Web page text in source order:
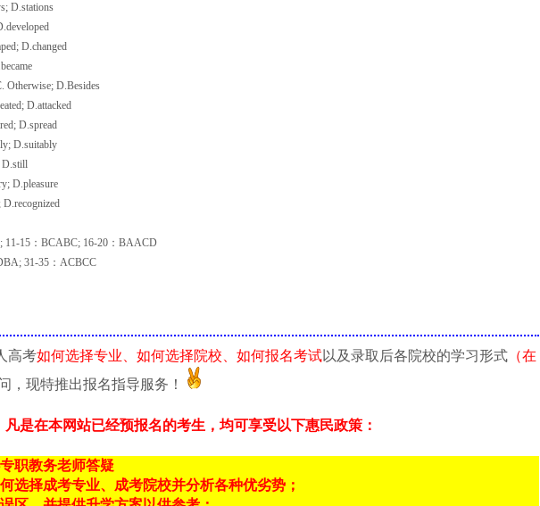
D.stations
D.changed
D.Besides
D.attacked
D.spread
D.suitably
D.pleasure
15：BCABC; 16-20：BAACD
31-35：ACBCC
高考如何选择专业、如何选择院校、如何报名考试以及录取后各院校的学习形式 （在
，现特推出报名指导服务！
凡是在本网站已经预报名的考生，均可享受以下惠民政策：
职教务老师答疑
选择成考专业、成考院校并分析各种优劣势；